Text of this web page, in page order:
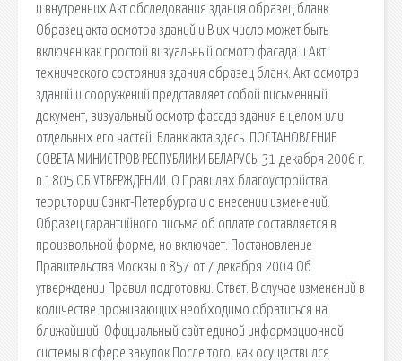
и внутренних Акт обследования здания образец бланк.
Образец акта осмотра зданий и В их число может быть
включен как простой визуальный осмотр фасада и Акт
технического состояния здания образец бланк. Акт осмотра
зданий и сооружений представляет собой письменный
документ, визуальный осмотр фасада здания в целом или
отдельных его частей; Бланк акта здесь. ПОСТАНОВЛЕНИЕ
СОВЕТА МИНИСТРОВ РЕСПУБЛИКИ БЕЛАРУСЬ. 31 декабря 2006 г.
n 1805 ОБ УТВЕРЖДЕНИИ. О Правилах благоустройства
территории Санкт-Петербурга и о внесении изменений.
Образец гарантийного письма об оплате составляется в
произвольной форме, но включает. Постановление
Правительства Москвы n 857 от 7 декабря 2004 Об
утверждении Правил подготовки. Ответ. В случае изменений в
количестве проживающих необходимо обратиться на
ближайший. Официальный сайт единой информационной
системы в сфере закупок После того, как осуществился